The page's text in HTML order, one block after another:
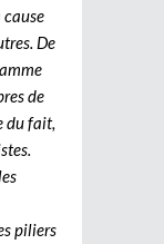
De
de
du fait,
piliers